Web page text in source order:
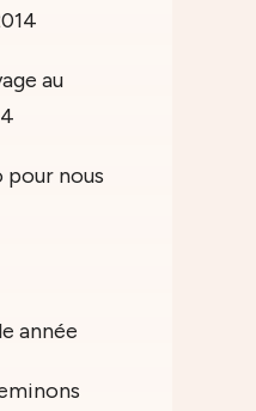
au
nous
année